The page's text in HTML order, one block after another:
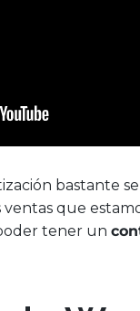
bastante
que
tener un